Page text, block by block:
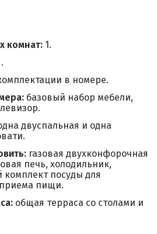
комнат: 1.
в номере.
базовый набор мебели,
двуспальная и одна
газовая двухконфорочная
печь, холодильник,
посуды для
пищи.
общая терраса со столами и